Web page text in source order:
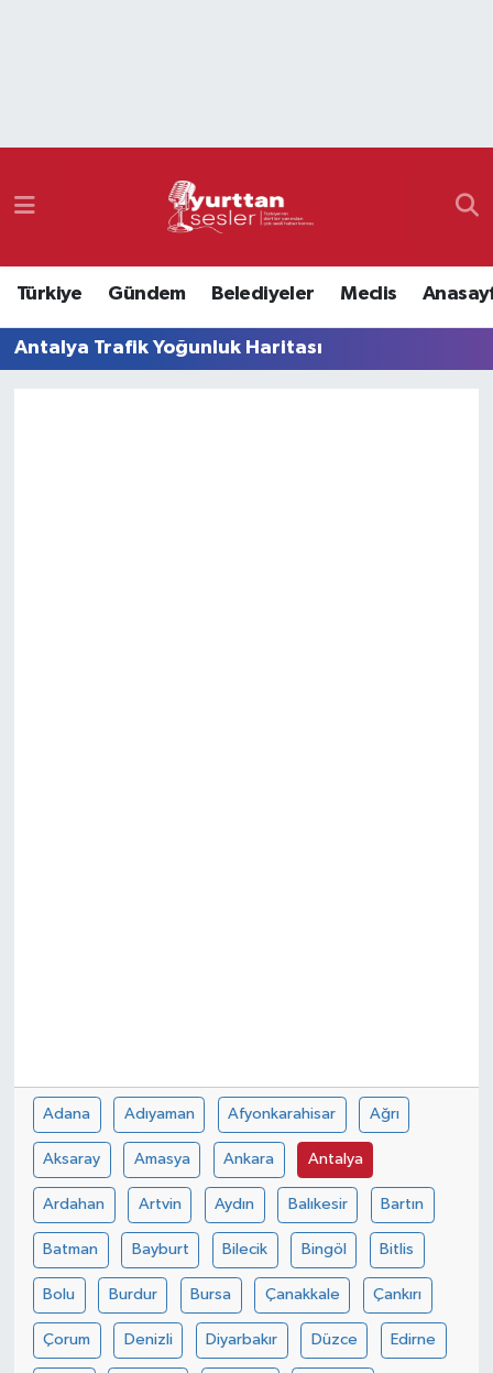
Türkiye Gündem Belediyeler Meclis
Antalya Trafik Yoğunluk Haritası
Adana Adıyaman Afyonkarahisar Ağrı
Aksaray Amasya Ankara Antalya
Ardahan Artvin Aydın Balıkesir Bartın
Batman Bayburt Bilecik Bingöl Bitlis
Bolu Burdur Bursa Çanakkale Çankırı
Çorum Denizli Diyarbakır Düzce Edirne
Namaz Vakitleri
Süper Lig Puan Durumu ve Fikstür